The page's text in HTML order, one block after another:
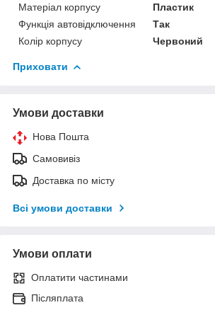
Матеріал корпусу
Пластик
Функція автовідключення
Так
Колір корпусу
Червоний
Приховати
Умови доставки
Нова Пошта
Самовивіз
Доставка по місту
Всі умови доставки
Умови оплати
Оплатити частинами
Післяплата